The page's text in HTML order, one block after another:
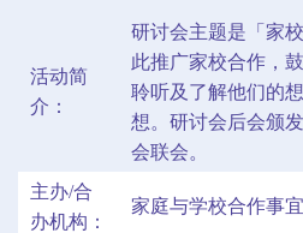
活动简
介：
研讨会主题是「家
此推广家校合作，
聆听及了解他们的
想。研讨会后会颁
会联会。
主办/合
办机构：
家庭与学校合作事